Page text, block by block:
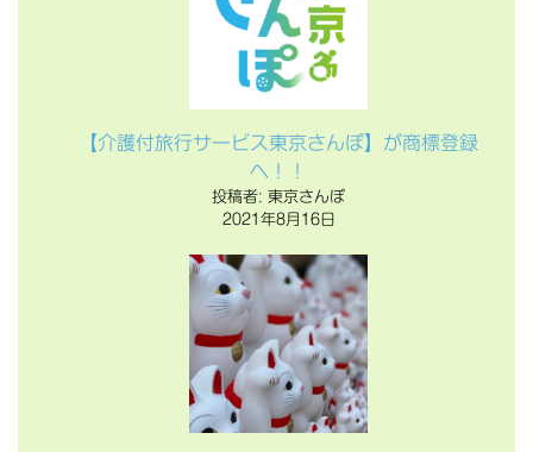
【介護付旅行サービス東京さんぽ】が商標登録
へ！！
投稿者: 東京さんぽ
2021年8月16日